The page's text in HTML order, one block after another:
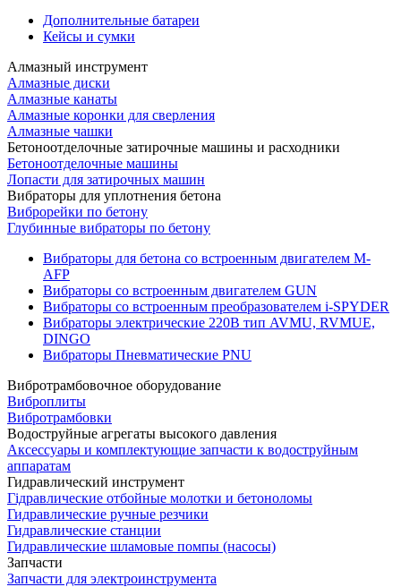
Дополнительные батареи
Кейсы и сумки
Алмазный инструмент
Алмазные диски
Алмазные канаты
Алмазные коронки для сверления
Алмазные чашки
Бетоноотделочные затирочные машины и расходники
Бетоноотделочные машины
Лопасти для затирочных машин
Вибраторы для уплотнения бетона
Виброрейки по бетону
Глубинные вибраторы по бетону
Вибраторы для бетона со встроенным двигателем M-
AFP
Вибраторы со встроенным двигателем GUN
Вибраторы со встроенным преобразователем i-SPYDER
Вибраторы электрические 220B тип AVMU, RVMUE,
DINGO
Вибраторы Пневматические PNU
Вибротрамбовочное оборудование
Виброплиты
Вибротрамбовки
Водоструйные агрегаты высокого давления
Аксессуары и комплектующие запчасти к водоструйным
аппаратам
Гидравлический инструмент
Гідравлические отбойные молотки и бетоноломы
Гидравлические ручные резчики
Гидравлические станции
Гидравлические шламовые помпы (насосы)
Запчасти
Запчасти для электроинструмента